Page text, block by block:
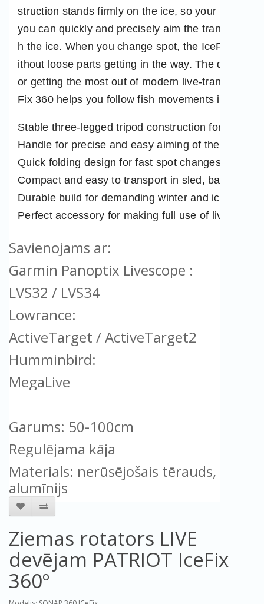
struction stands firmly on the ice, so your live
you can quickly and precisely aim the transducer
h the ice. When you change spot, the IceFix 360
ithout loose parts getting in the way. The durable
or getting the most out of modern live‑transducer
Fix 360 helps you follow fish movements in real
Stable three‑legged tripod construction for secure
Handle for precise and easy aiming of the live
Quick folding design for fast spot changes
Compact and easy to transport in sled, bag or car
Durable build for demanding winter and ice fishing
Perfect accessory for making full use of live sonar
Savienojams ar:
Garmin Panoptix Livescope :
LVS32 / LVS34
Lowrance:
ActiveTarget / ActiveTarget2
Humminbird:
Garums: 50-100cm
Regulējama kāja
Materials: nerūsējošais tērauds,
alumīnijs
Ziemas rotators LIVE
devējam PATRIOT IceFix
360º